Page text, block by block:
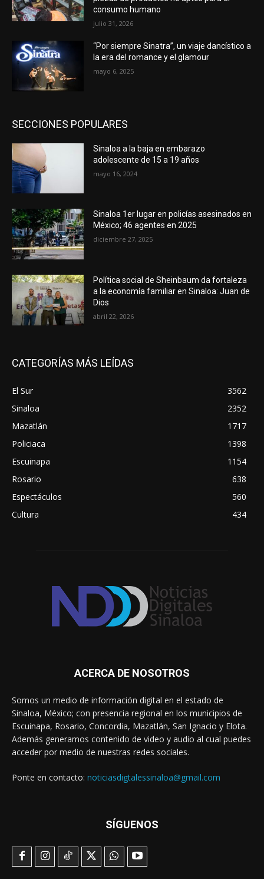
consumo humano
julio 31, 2026
“Por siempre Sinatra”, un viaje dancístico a
la era del romance y el glamour
mayo 6, 2025
SECCIONES POPULARES
Sinaloa a la baja en embarazo
adolescente de 15 a 19 años
mayo 16, 2024
Sinaloa 1er lugar en policías asesinados en
México; 46 agentes en 2025
diciembre 27, 2025
Política social de Sheinbaum da fortaleza
a la economía familiar en Sinaloa: Juan de
Dios
abril 22, 2026
CATEGORÍAS MÁS LEÍDAS
El Sur
3562
Sinaloa
2352
Mazatlán
1717
Policiaca
1398
Escuinapa
1154
Rosario
638
Espectáculos
560
Cultura
434
ACERCA DE NOSOTROS
Somos un medio de información digital en el estado de
Sinaloa, México; con presencia regional en los municipios de
Escuinapa, Rosario, Concordia, Mazatlán, San Ignacio y Elota.
Además generamos contenido de video y audio al cual puedes
acceder por medio de nuestras redes sociales.
Ponte en contacto: noticiasdigtalessinaloa@gmail.com
SÍGUENOS